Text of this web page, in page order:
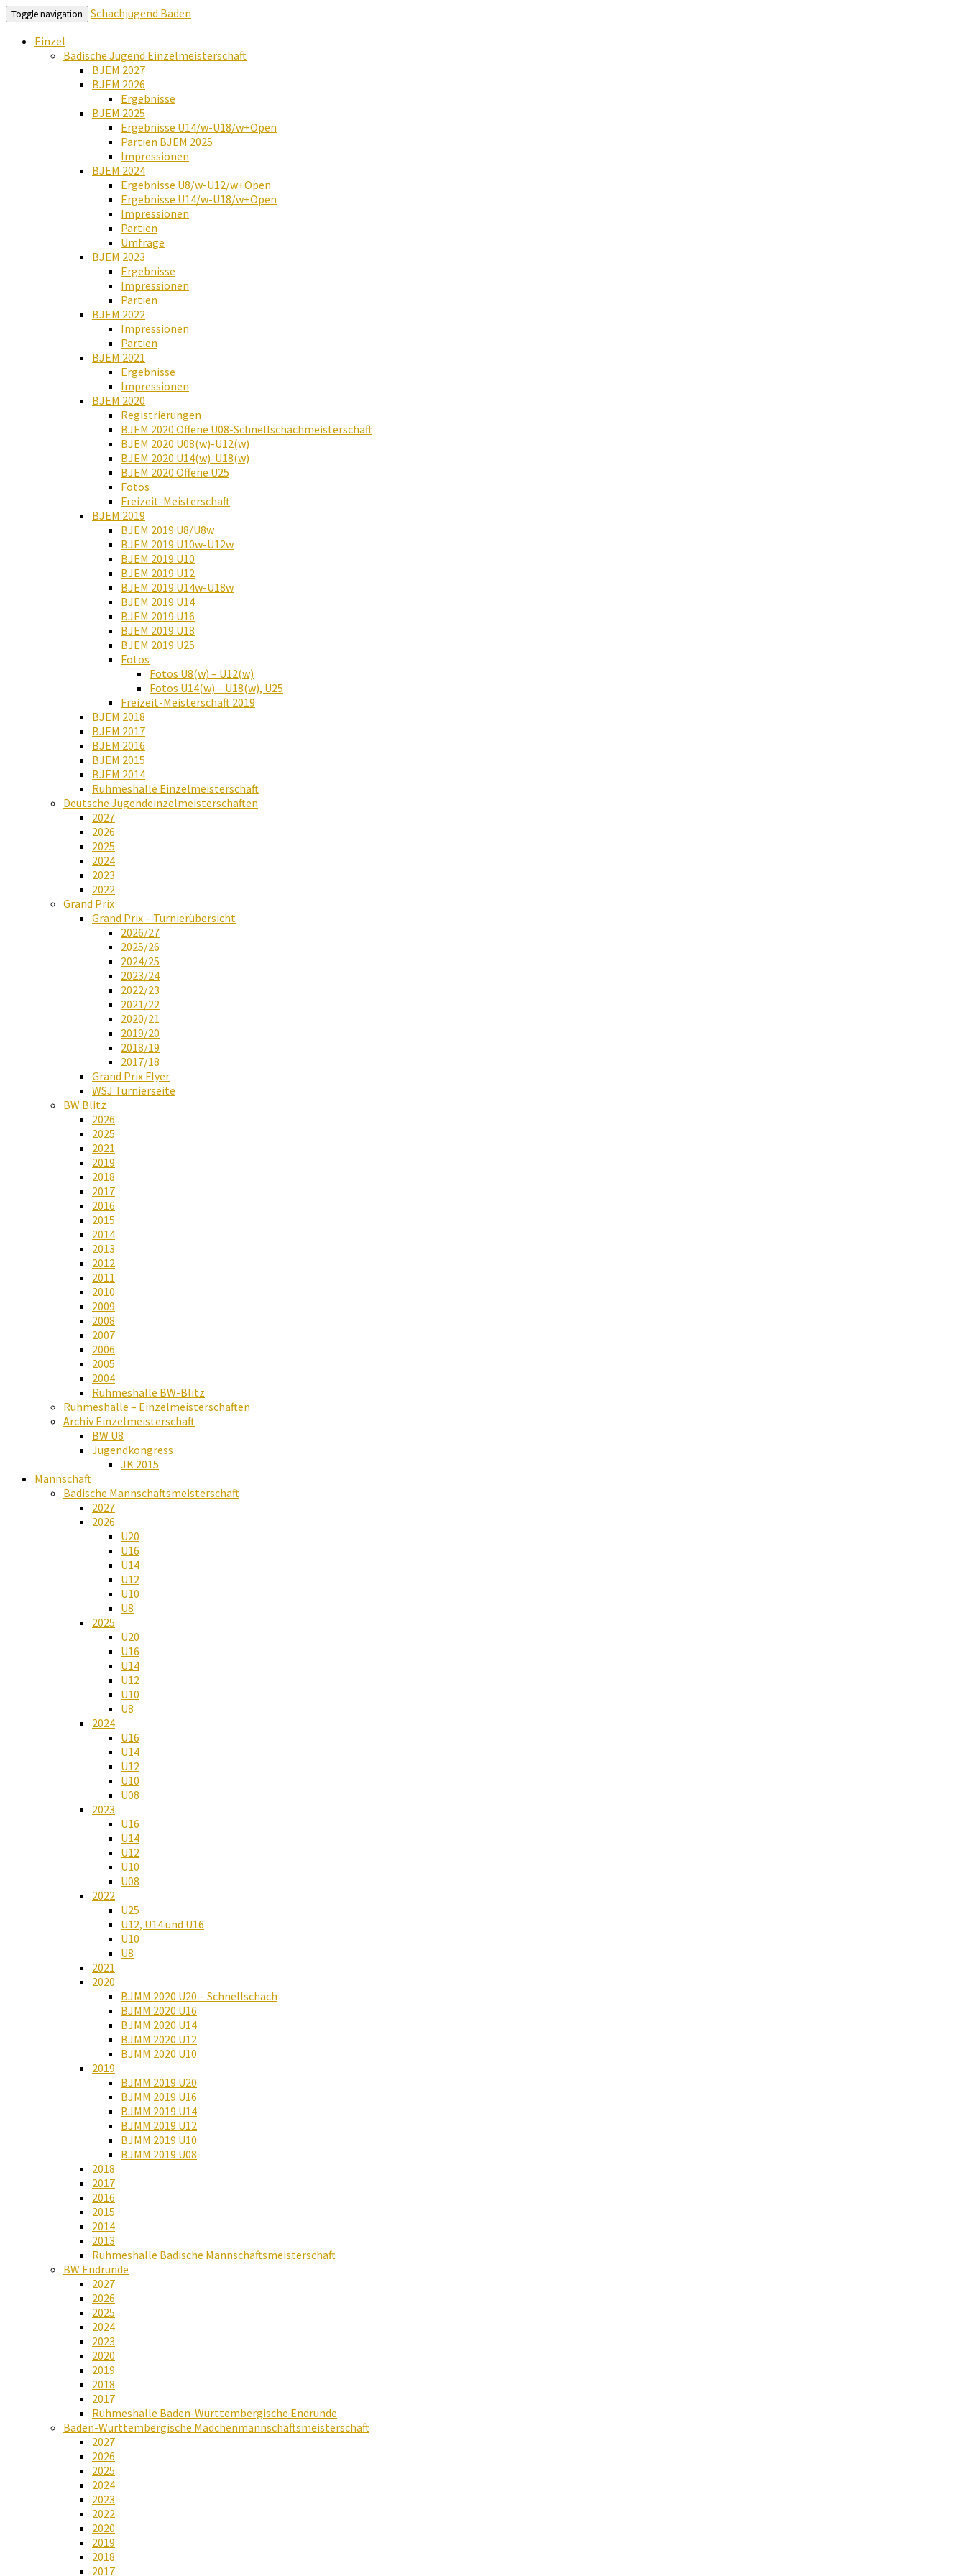
Toggle navigation
Schachjugend Baden
Einzel
Badische Jugend Einzelmeisterschaft
BJEM 2027
BJEM 2026
Ergebnisse
BJEM 2025
Ergebnisse U14/w-U18/w+Open
Partien BJEM 2025
Impressionen
BJEM 2024
Ergebnisse U8/w-U12/w+Open
Ergebnisse U14/w-U18/w+Open
Impressionen
Partien
Umfrage
BJEM 2023
Ergebnisse
Impressionen
Partien
BJEM 2022
Impressionen
Partien
BJEM 2021
Ergebnisse
Impressionen
BJEM 2020
Registrierungen
BJEM 2020 Offene U08-Schnellschachmeisterschaft
BJEM 2020 U08(w)-U12(w)
BJEM 2020 U14(w)-U18(w)
BJEM 2020 Offene U25
Fotos
Freizeit-Meisterschaft
BJEM 2019
BJEM 2019 U8/U8w
BJEM 2019 U10w-U12w
BJEM 2019 U10
BJEM 2019 U12
BJEM 2019 U14w-U18w
BJEM 2019 U14
BJEM 2019 U16
BJEM 2019 U18
BJEM 2019 U25
Fotos
Fotos U8(w) – U12(w)
Fotos U14(w) – U18(w), U25
Freizeit-Meisterschaft 2019
BJEM 2018
BJEM 2017
BJEM 2016
BJEM 2015
BJEM 2014
Ruhmeshalle Einzelmeisterschaft
Deutsche Jugendeinzelmeisterschaften
2027
2026
2025
2024
2023
2022
Grand Prix
Grand Prix – Turnierübersicht
2026/27
2025/26
2024/25
2023/24
2022/23
2021/22
2020/21
2019/20
2018/19
2017/18
Grand Prix Flyer
WSJ Turnierseite
BW Blitz
2026
2025
2021
2019
2018
2017
2016
2015
2014
2013
2012
2011
2010
2009
2008
2007
2006
2005
2004
Ruhmeshalle BW-Blitz
Ruhmeshalle – Einzelmeisterschaften
Archiv Einzelmeisterschaft
BW U8
Jugendkongress
JK 2015
Mannschaft
Badische Mannschaftsmeisterschaft
2027
2026
U20
U16
U14
U12
U10
U8
2025
U20
U16
U14
U12
U10
U8
2024
U16
U14
U12
U10
U08
2023
U16
U14
U12
U10
U08
2022
U25
U12, U14 und U16
U10
U8
2021
2020
BJMM 2020 U20 – Schnellschach
BJMM 2020 U16
BJMM 2020 U14
BJMM 2020 U12
BJMM 2020 U10
2019
BJMM 2019 U20
BJMM 2019 U16
BJMM 2019 U14
BJMM 2019 U12
BJMM 2019 U10
BJMM 2019 U08
2018
2017
2016
2015
2014
2013
Ruhmeshalle Badische Mannschaftsmeisterschaft
BW Endrunde
2027
2026
2025
2024
2023
2020
2019
2018
2017
Ruhmeshalle Baden-Württembergische Endrunde
Baden-Württembergische Mädchenmannschaftsmeisterschaft
2027
2026
2025
2024
2023
2022
2020
2019
2018
2017